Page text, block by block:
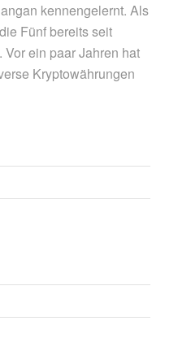
kennengelernt. Als
Fünf bereits seit
ein paar Jahren hat
Kryptowährungen